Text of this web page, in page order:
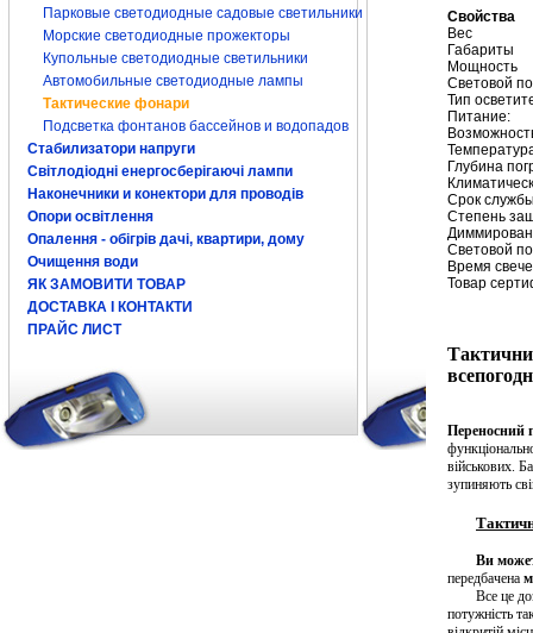
Парковые светодиодные садовые светильники
Морские светодиодные прожекторы
Купольные светодиодные светильники
Автомобильные светодиодные лампы
Тактические фонари
Подсветка фонтанов бассейнов и водопадов
Стабилизатори напруги
Світлодіодні енергосберігаючі лампи
Наконечники и конектори для проводів
Опори освітлення
Опалення - обігрів дачі, квартири, дому
Очищення води
ЯК ЗАМОВИТИ ТОВАР
ДОСТАВКА І КОНТАКТИ
ПРАЙС ЛИСТ
Свойства
Вес
Габариты
Мощность
Световой
Тип
Срок
Степень
Световой
Время
Товар
Переносний
військових.
зупиняють
Ви
передбачена
Все це
потужність